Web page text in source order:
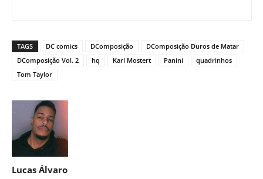
TAGS DC comics DComposição
DComposição Duros de Matar
DComposição Vol. 2
hq Karl Mostert Panini
quadrinhos
Tom Taylor
Lucas Álvaro